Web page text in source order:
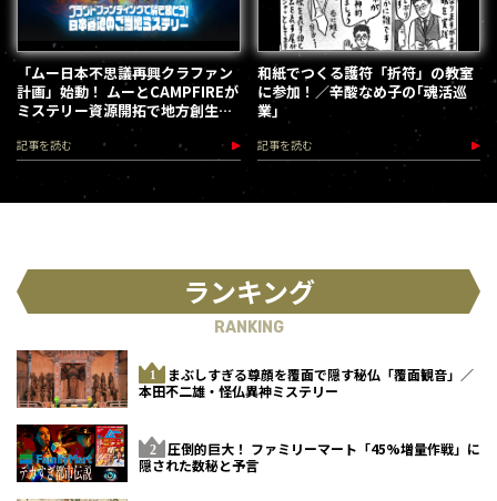
「ムー日本不思議再興クラファン
計画」始動！ ムーとCAMPFIREが
ミステリー資源開拓で地方創生を
記事を読む
和紙でつくる護符「折符」の教室
に参加！／辛酸なめ子の｢魂活巡
業｣
記事を読む
ランキング
RANKING
まぶしすぎる尊顔を覆面で隠す秘仏「覆面観音」／
本田不二雄・怪仏異神ミステリー
圧倒的巨大！ ファミリーマート「45%増量作戦」に
隠された数秘と予言